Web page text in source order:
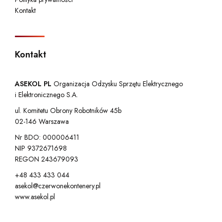
Kontakt
Kontakt
ASEKOL PL Organizacja Odzysku Sprzętu Elektrycznego
i Elektronicznego S.A.
ul. Komitetu Obrony Robotników 45b
02-146 Warszawa
Nr BDO: 000006411
NIP 9372671698
REGON 243679093
+48 433 433 044
asekol@czerwonekontenery.pl
www.asekol.pl